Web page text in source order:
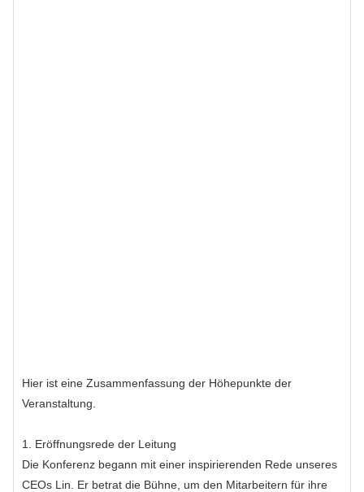
Hier ist eine Zusammenfassung der Höhepunkte der
Veranstaltung.
1. Eröffnungsrede der Leitung
Die Konferenz begann mit einer inspirierenden Rede unseres
CEOs Lin. Er betrat die Bühne, um den Mitarbeitern für ihre